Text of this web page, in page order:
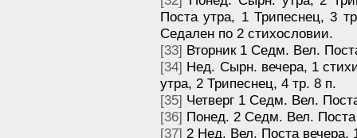
Поста утра, 1 Трипеснец, 3
Седален по 2 стихословии.
[33] Вторник 1 Седм. Вел.
[34] Нед. Сырн. вечера, 1
утра, 2 Трипеснец, 4 тр. 8 п.
[35] Четверг 1 Седм. Вел.
[36] Понед. 2 Седм. Вел. Поста
[37] 2 Нед. Вел. Поста вечера,